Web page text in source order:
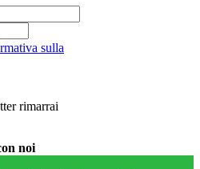
sulla
rimarrai
noi